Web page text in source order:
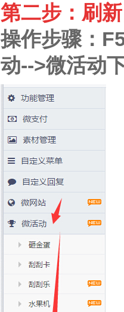
第二步：刷
操作步骤：
动-->微活动